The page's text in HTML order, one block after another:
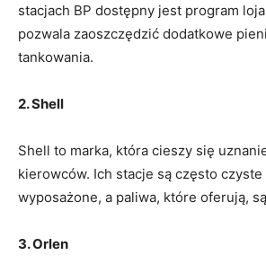
stacjach BP dostępny jest program
pozwala zaoszczędzić dodatkowe
tankowania.
2. Shell
Shell to marka, która cieszy się
kierowców. Ich stacje są często
wyposażone, a paliwa, które oferują,
3. Orlen